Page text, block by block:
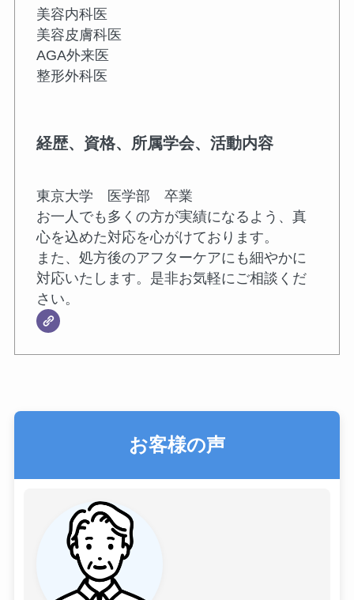
美容内科医
美容皮膚科医
AGA外来医
整形外科医
経歴、資格、所属学会、活動内容
東京大学 医学部 卒業
お一人でも多くの方が実績になるよう、真
心を込めた対応を心がけております。
また、処方後のアフターケアにも細やかに
対応いたします。是非お気軽にご相談くだ
さい。
お客様の声